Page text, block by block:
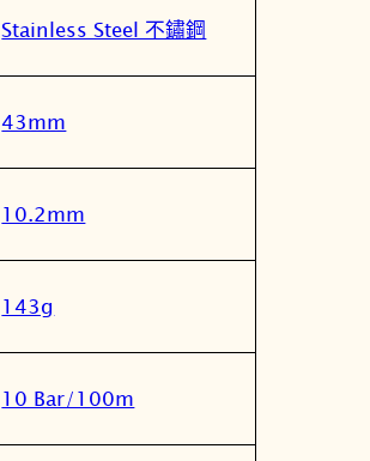
Stainless Steel 不鏽鋼
43mm
10.2mm
143g
10 Bar/100m